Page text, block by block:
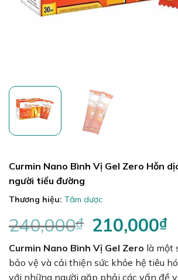
Curmin Nano Bình Vị Gel Zero Hỗn
người tiểu đường
Thương hiệu: Tâm dược
240,000₫ Giá
gốc
là:
240,000₫.
210,000₫
Curmin Nano Bình Vị Gel Zero là một
bảo vệ và cải thiện sức khỏe hệ tiêu
với những người gặp phải các vấn đề